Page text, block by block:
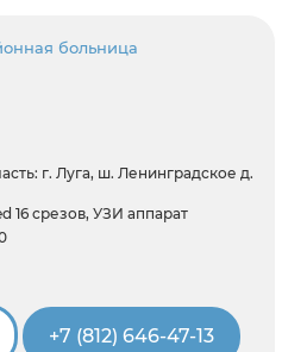
больница
г. Луга, ш. Ленинградское д.
16 срезов, УЗИ аппарат
+7 (812) 646-47-13